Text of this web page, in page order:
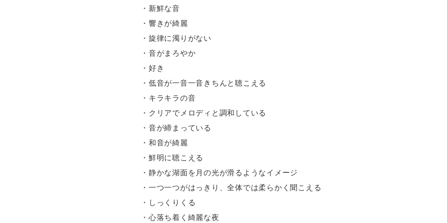
・新鮮な音
・響きが綺麗
・旋律に濁りがない
・音がまろやか
・好き
・低音が一音一音きちんと聴こえる
・キラキラの音
・クリアでメロディと調和している
・音が締まっている
・和音が綺麗
・鮮明に聴こえる
・静かな湖面を月の光が滑るようなイメージ
・一つ一つがはっきり、全体では柔らかく聞こえる
・しっくりくる
・心落ち着く綺麗な夜